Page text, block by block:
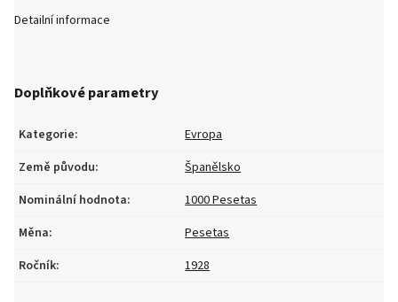
Detailní informace
Doplňkové parametry
Kategorie:
Evropa
Země původu:
Španělsko
Nominální hodnota:
1000 Pesetas
Měna:
Pesetas
Ročník: 1928